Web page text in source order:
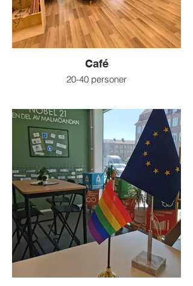
Café
20-40 personer
För t ex workshops och visningar
Kan bokas i kombination med andra rum
när ni behöver komplettera med en socialt
avslappnad miljö för exempelvis mingel
och mottagning.
Projektor finns